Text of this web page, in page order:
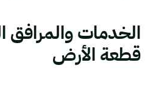
الخدمات والمرافق
قطعة الأرض